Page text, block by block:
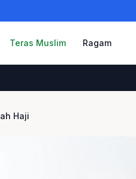
Teras Muslim Ragam
Haji